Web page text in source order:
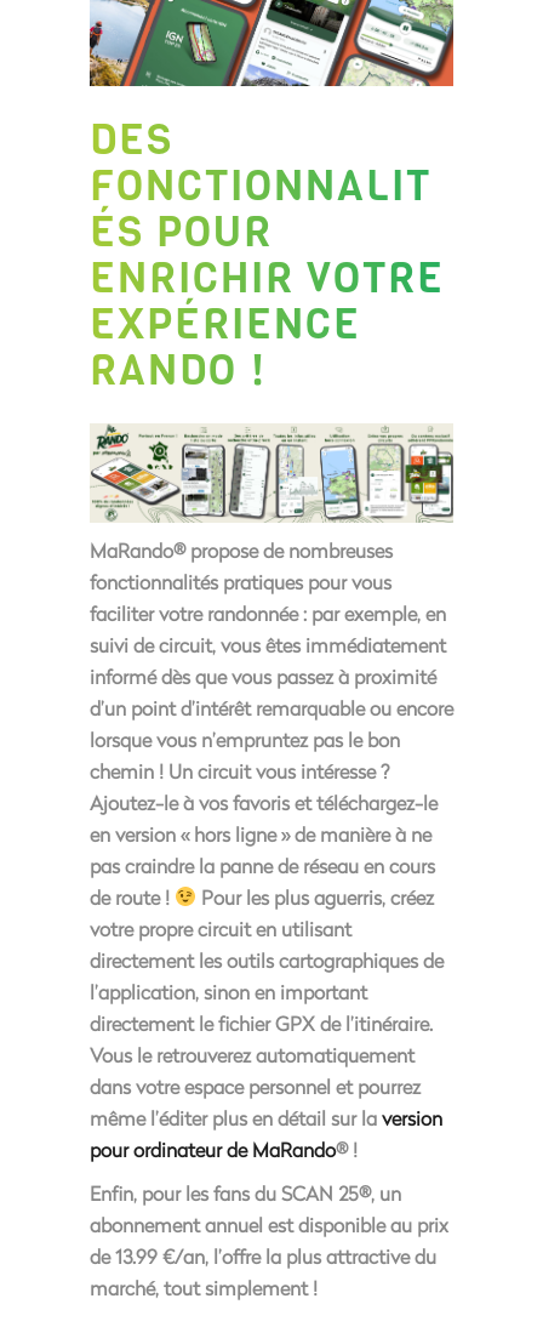
DES
FONCTIONNALIT
ÉS POUR
ENRICHIR VOTRE
EXPÉRIENCE
RANDO !
MaRando® propose de nombreuses
fonctionnalités pratiques pour vous
faciliter votre randonnée : par exemple, en
suivi de circuit, vous êtes immédiatement
informé dès que vous passez à proximité
d’un point d’intérêt remarquable ou encore
lorsque vous n’empruntez pas le bon
chemin ! Un circuit vous intéresse ?
Ajoutez-le à vos favoris et téléchargez-le
en version « hors ligne » de manière à ne
pas craindre la panne de réseau en cours
de route !
Pour les plus aguerris, créez
votre propre circuit en utilisant
directement les outils cartographiques de
l’application, sinon en important
directement le fichier GPX de l’itinéraire.
Vous le retrouverez automatiquement
dans votre espace personnel et pourrez
même l’éditer plus en détail sur laversion
pour ordinateur de MaRando® !
Enfin, pour les fans du SCAN 25®, un
abonnement annuel est disponible au prix
de 13.99 €/an, l’offre la plus attractive du
marché, tout simplement !